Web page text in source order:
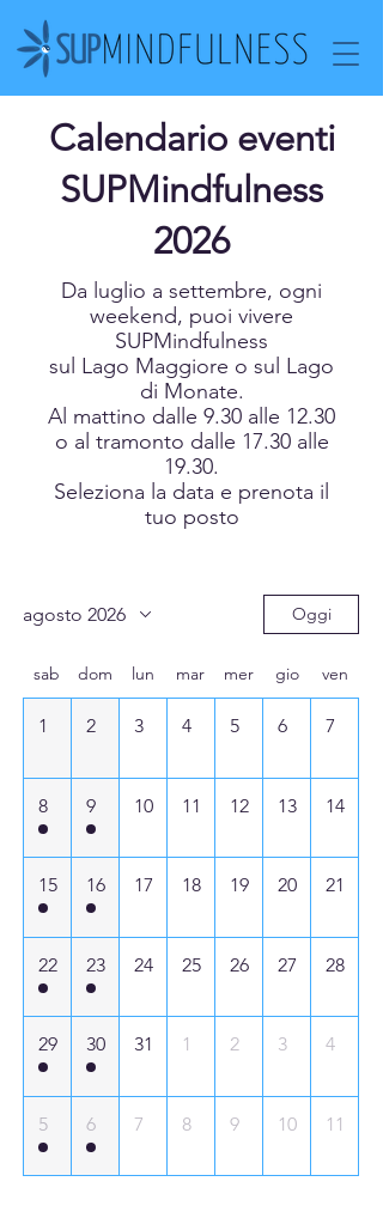
Calendario eventi
SUPMindfulness
2026
Da luglio a settembre, ogni
weekend, puoi vivere
SUPMindfulness
sul Lago Maggiore o sul Lago
di Monate.
Al mattino dalle 9.30 alle 12.30
o al tramonto dalle 17.30 alle
19.30.
Seleziona la data e prenota il
tuo posto
agosto 2026 Oggi
sab dom lun mar mer gio ven
1 2 3 4 5 6 7
8 9 10 11 12 13 14
15 16 17 18 19 20 21
22 23 24 25 26 27 28
29 30 31 1 2 3 4
5 6 7 8 9 10 11